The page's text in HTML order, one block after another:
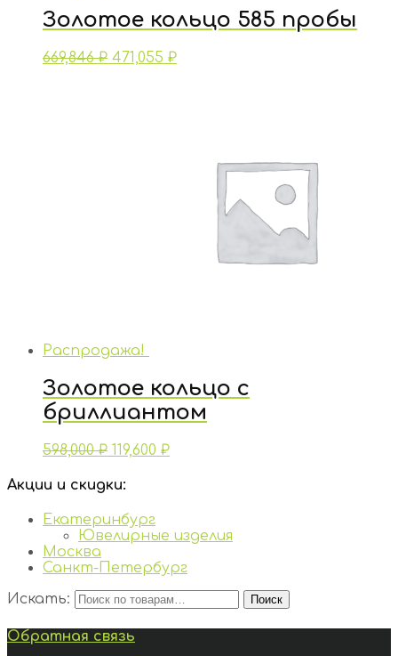
Золотое кольцо 585 пробы
669,846₽ 471,055 ₽
Распродажа!
Золотое кольцо с
бриллиантом
598,000₽ 119,600 ₽
Акции и скидки:
Екатеринбург
Ювелирные изделия
Москва
Санкт-Петербург
Искать:
Поиск
Обратная связь